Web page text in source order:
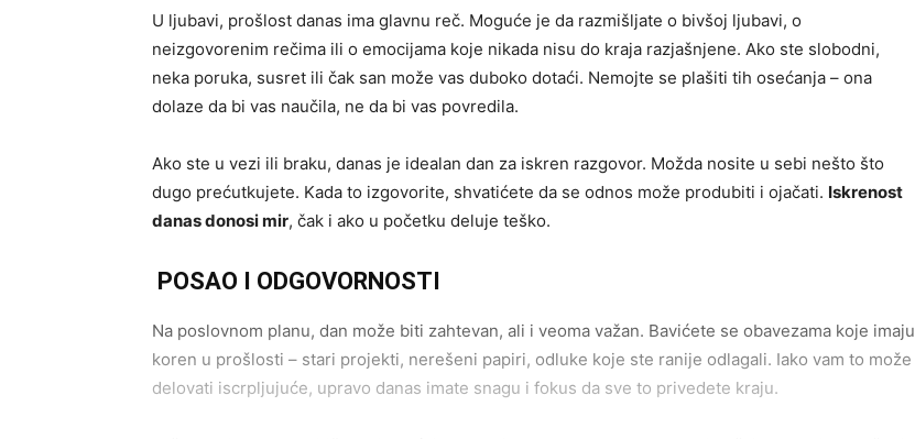
U ljubavi, prošlost danas ima glavnu reč. Moguće je da razmišljate o bivšoj ljubavi, o
neizgovorenim rečima ili o emocijama koje nikada nisu do kraja razjašnjene. Ako ste slobodni,
neka poruka, susret ili čak san može vas duboko dotaći. Nemojte se plašiti tih osećanja – ona
dolaze da bi vas naučila, ne da bi vas povredila.
Ako ste u vezi ili braku, danas je idealan dan za iskren razgovor. Možda nosite u sebi nešto što
dugo prećutkujete. Kada to izgovorite, shvatićete da se odnos može produbiti i ojačati. Iskrenost
danas donosi mir, čak i ako u početku deluje teško.
POSAO I ODGOVORNOSTI
Na poslovnom planu, dan može biti zahtevan, ali i veoma važan. Bavićete se obavezama koje imaju
koren u prošlosti – stari projekti, nerešeni papiri, odluke koje ste ranije odlagali. Iako vam to može
delovati iscrpljujuće, upravo danas imate snagu i fokus da sve to privedete kraju.